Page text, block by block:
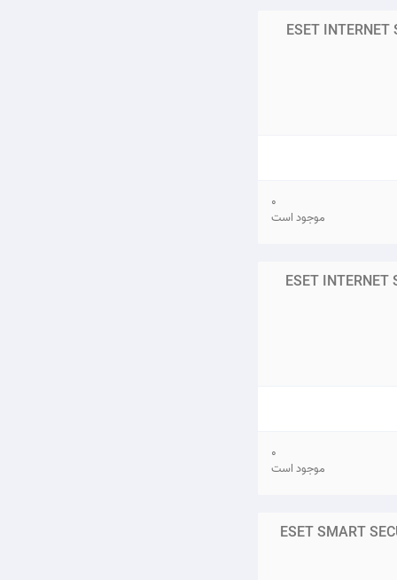
ESET INTERNET
0
موجود است
ESET INTERNET
0
موجود است
ESET SMART